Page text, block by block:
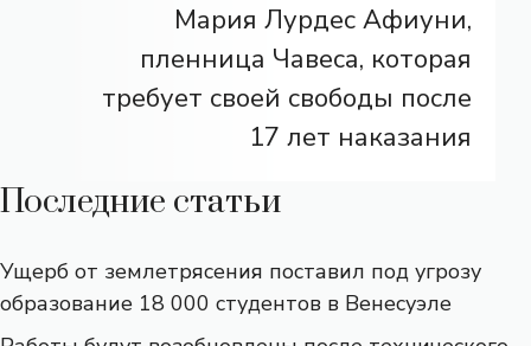
Мария Лурдес Афиуни,
пленница Чавеса, которая
требует своей свободы после
17 лет наказания
Последние статьи
Ущерб от землетрясения поставил под угрозу
образование 18 000 студентов в Венесуэле